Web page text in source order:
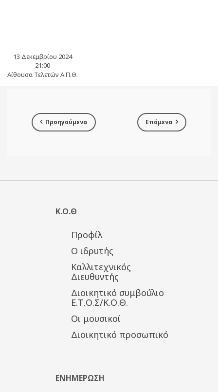
13 Δεκεμβρίου 2024
21:00
Αίθουσα Τελετών Α.Π.Θ.
Προηγούμενα Επόμενα
Κ.Ο.Θ
Προφίλ
Ο ιδρυτής
Καλλιτεχνικός
Διευθυντής
Διοικητικό συμβούλιο
Ε.Τ.Ο.Σ/Κ.Ο.Θ.
Οι μουσικοί
Διοικητικό προσωπικό
ΕΝΗΜΕΡΩΣΗ